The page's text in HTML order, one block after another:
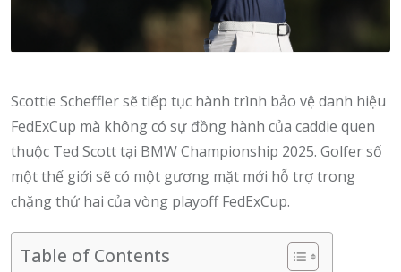
Scottie Scheffler sẽ tiếp tục hành trình bảo vệ danh hiệu
FedExCup mà không có sự đồng hành của caddie quen
thuộc Ted Scott tại BMW Championship 2025. Golfer số
một thế giới sẽ có một gương mặt mới hỗ trợ trong
chặng thứ hai của vòng playoff FedExCup.
Table of Contents